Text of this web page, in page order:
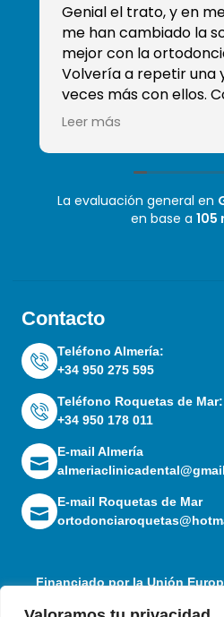
Contacto
Teléfono Almería:
+34 950 275 595
Teléfono Roquetas de Mar:
+34 950 178 011
E-mail Almería
E-mail Roquetas de Mar
Genial el trato, y en
me han cambiado la
mejor con la
Volvería a repetir una
veces más con ellos.
ganado y han
tengo a Moha que es
odontólogo que he
Leer más
La evaluación general en
en base a 105
Financiado por la Unión